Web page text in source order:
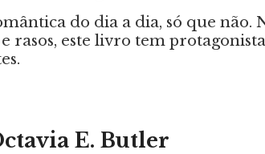
do dia a dia, só que não.
rasos, este livro tem
E. Butler